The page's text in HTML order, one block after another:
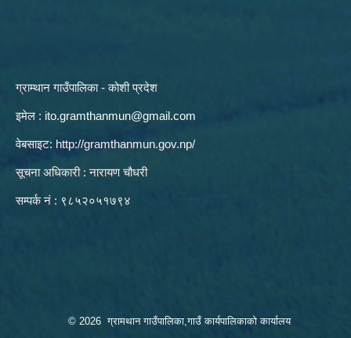
ग्राम्थान गाउँपालिका - कोशी प्रदेश
इमेल : ito.gramthanmun@gmail.com
वेबसाइट: http://gramthanmun.gov.np/
सूचना अधिकारी : नारायण चौधरी
सम्पर्क नं : ९८५२०५१७९४
© 2026 ग्रामथान गाउँपालिका,गाउँ कार्यपालिकाको कार्यालय